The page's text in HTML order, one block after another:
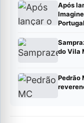
Após
do Vila
Pedrão